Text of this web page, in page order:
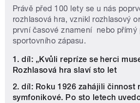
Právě před 100 lety se u nás
rozhlasová hra, vznikl rozhlasový
první časové znamení nebo přímý
sportovního zápasu.
1. díl: „Kvůli repríze se herci
Rozhlasová hra slaví sto let
2. díl: Roku 1926 zahájili činnost
symfonikové. Po sto letech